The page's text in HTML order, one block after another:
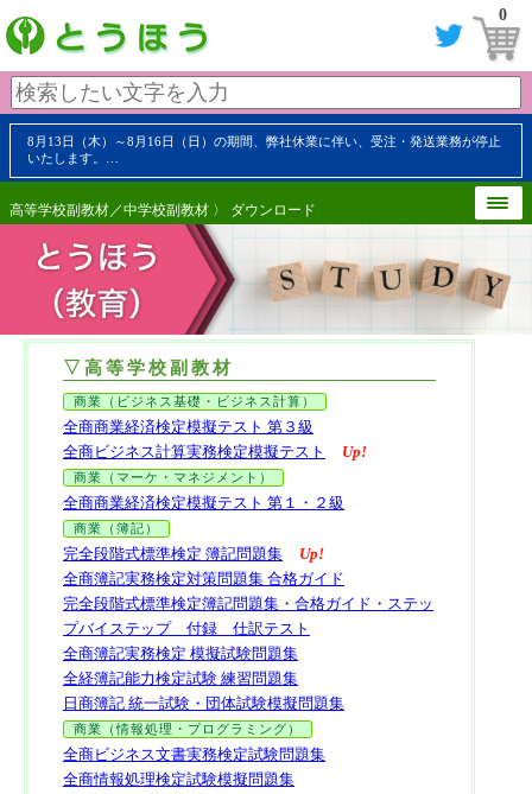
0
8月13日（木）～8月16日（日）の期間、弊社休業に伴い、受注・発送業務が停止
いたします。…
高等学校副教材／中学校副教材 〉 ダウンロード
▽高等学校副教材
商業（ビジネス基礎・ビジネス計算）
全商商業経済検定模擬テスト 第３級
全商ビジネス計算実務検定模擬テスト
Up!
商業（マーケ・マネジメント）
全商商業経済検定模擬テスト 第１・２級
商業（簿記）
完全段階式標準検定 簿記問題集
Up!
全商簿記実務検定対策問題集 合格ガイド
完全段階式標準検定簿記問題集・合格ガイド・ステッ
プバイステップ 付録 仕訳テスト
全商簿記実務検定 模擬試験問題集
全経簿記能力検定試験 練習問題集
日商簿記 統一試験・団体試験模擬問題集
商業（情報処理・プログラミング）
全商ビジネス文書実務検定試験問題集
全商情報処理検定試験模擬問題集